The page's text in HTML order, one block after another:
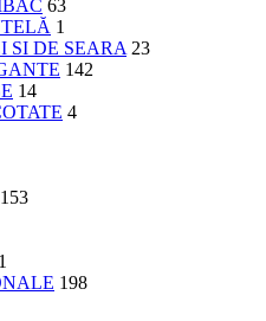
63
1
SI DE SEARA 23
142
14
4
153
198